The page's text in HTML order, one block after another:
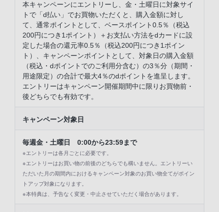
本キャンペーンにエントリーし、金・土曜日に対象サイ
トで「d払い」でお買物いただくと、購入金額に対し
て、通常ポイントとして、ベースポイント0.5％（税込
200円につき1ポイント）＋お支払い方法をdカードに設
定した場合の還元率0.5％（税込200円につき1ポイン
ト）、キャンペーンポイントとして、対象日の購入金額
（税込・dポイントでのご利用分含む）の3％分（期間・
用途限定）の合計で最大4％のdポイントを進呈します。
エントリーはキャンペーン開催期間中に限りお買物前・
後どちらでも有効です。
キャンペーン対象日
毎週金・土曜日 0:00から23:59まで
※エントリーは各月ごとに必要です。
※エントリーはお買い物の前後のどちらでも構いません。エントリーい
ただいた月の期間内におけるキャンペーン対象のお買い物全てがポイン
トアップ対象になります。
※本特典は、予告なく変更・中止させていただく場合があります。